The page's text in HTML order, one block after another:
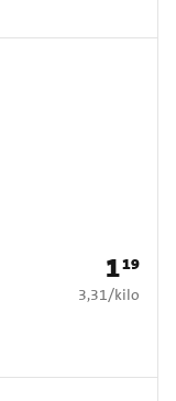
Prijs: €
119
€ 3,31 per kilo
3,31/kilo